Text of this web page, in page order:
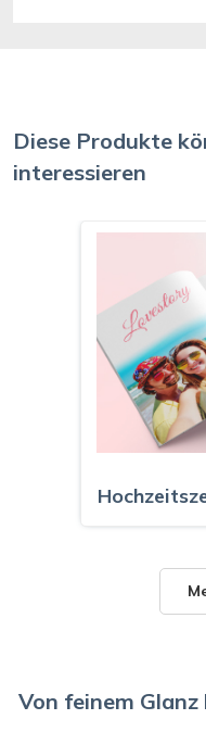
Diese Produkte
interessieren
Von feinem